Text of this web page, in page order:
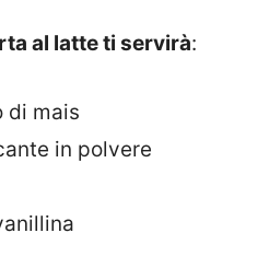
al latte ti servirà:
di mais
in polvere